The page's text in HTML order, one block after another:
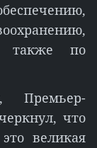
также по
Премьер-
что
великая